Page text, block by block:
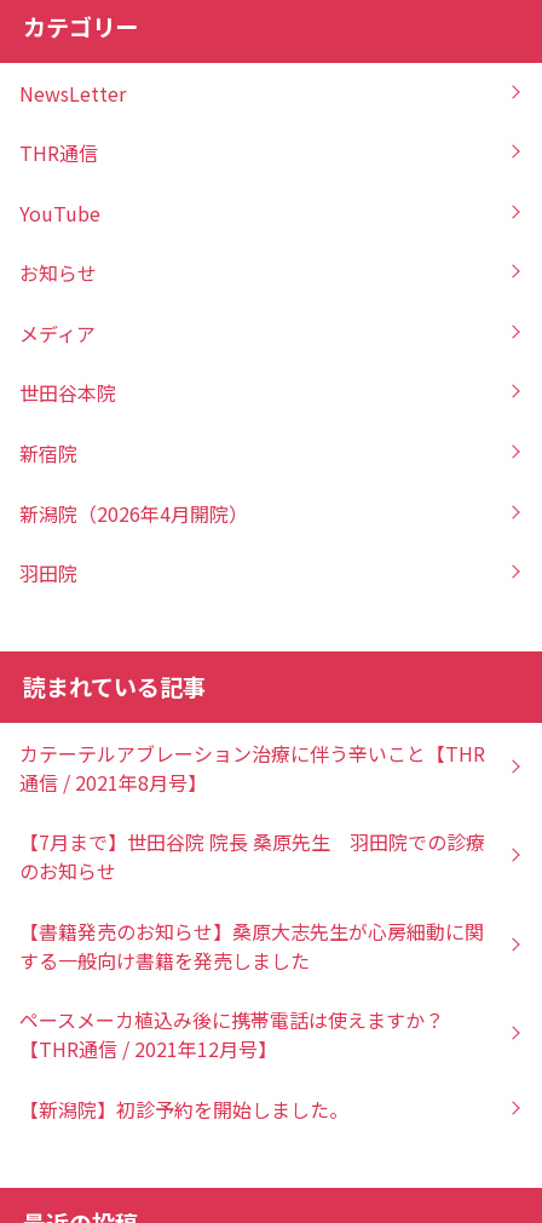
カテゴリー
NewsLetter
THR通信
YouTube
お知らせ
メディア
世田谷本院
新宿院
新潟院（2026年4月開院）
羽田院
読まれている記事
カテーテルアブレーション治療に伴う辛いこと【THR
通信 / 2021年8月号】
【7月まで】世田谷院 院長 桑原先生 羽田院での診療
のお知らせ
【書籍発売のお知らせ】桑原大志先生が心房細動に関
する一般向け書籍を発売しました
ペースメーカ植込み後に携帯電話は使えますか？
【THR通信 / 2021年12月号】
【新潟院】初診予約を開始しました。